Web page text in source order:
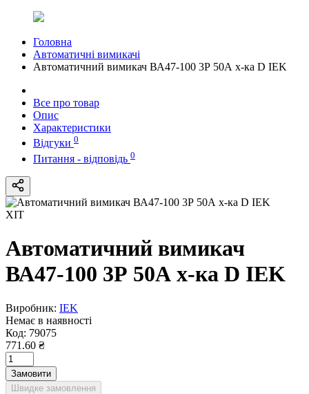
Головна
Автоматичні вимикачі
Автоматичний вимикач ВА47-100 3Р 50А х-ка D IEK
Все про товар
Опис
Характеристики
Відгуки 0
Питання - відповідь 0
ХІТ
Автоматичний вимикач
ВА47-100 3Р 50А х-ка D IEK
Виробник: IEK
Немає в наявності
Код: 79075
771.60 ₴
Замовити
Швидке замовлення